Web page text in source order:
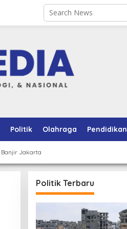
Politik Olahraga Pendidikan
Banjir Jakarta
Politik Terbaru